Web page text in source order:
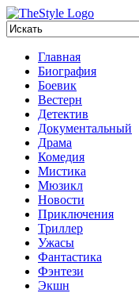
Главная
Биография
Боевик
Вестерн
Детектив
Документальный
Драма
Комедия
Мистика
Мюзикл
Новости
Приключения
Триллер
Ужасы
Фантастика
Фэнтези
Экшн